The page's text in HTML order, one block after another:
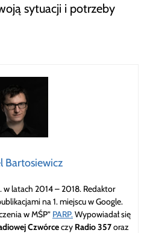
sytuacji i potrzeby
Bartosiewicz
w latach 2014 – 2018. Redaktor
na 1. miejscu w Google.
w MŚP” PARP. Wypowiadał się
Czwórceczy Radio 357oraz